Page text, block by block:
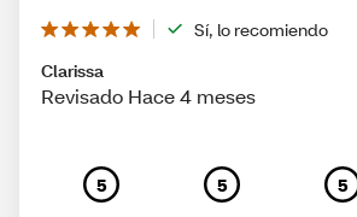
Sí, lo recomiendo
Clarissa
Revisado Hace 4 meses
5 5 5